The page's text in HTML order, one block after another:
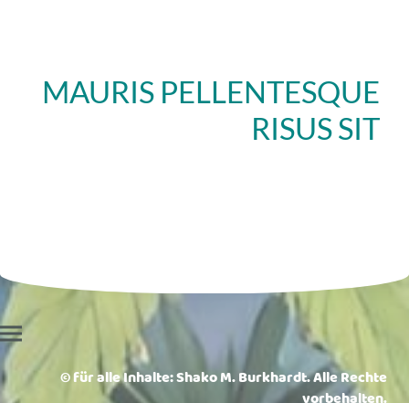
MAURIS PELLENTESQUE
RISUS SIT
© für alle Inhalte: Shako M. Burkhardt. Alle Rechte
vorbehalten.